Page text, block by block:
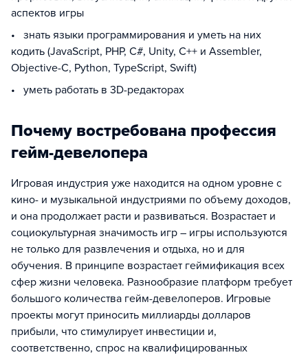
аспектов игры
• знать языки программирования и уметь на них
кодить (JavaScript, PHP, C#, Unity, C++ и Assembler,
Objective-C, Python, TypeScript, Swift)
• уметь работать в 3D-редакторах
Почему востребована профессия
гейм-девелопера
Игровая индустрия уже находится на одном уровне с
кино- и музыкальной индустриями по объему доходов,
и она продолжает расти и развиваться. Возрастает и
социокультурная значимость игр – игры используются
не только для развлечения и отдыха, но и для
обучения. В принципе возрастает геймификация всех
сфер жизни человека. Разнообразие платформ требует
большого количества гейм-девелоперов. Игровые
проекты могут приносить миллиарды долларов
прибыли, что стимулирует инвестиции и,
соответственно, спрос на квалифицированных